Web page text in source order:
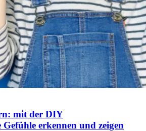
mit der DIY
Gefühle erkennen und zeigen